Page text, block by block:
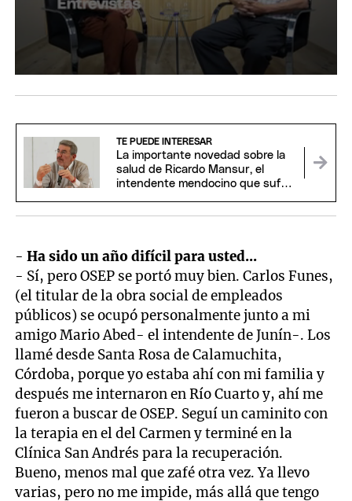
TE PUEDE INTERESAR
La importante novedad sobre la
salud de Ricardo Mansur, el
intendente mendocino que sufrió
- Ha sido un año difícil para usted...
- Sí, pero OSEP se portó muy bien. Carlos Funes,
(el titular de la obra social de empleados
públicos) se ocupó personalmente junto a mi
amigo Mario Abed- el intendente de Junín-. Los
llamé desde Santa Rosa de Calamuchita,
Córdoba, porque yo estaba ahí con mi familia y
después me internaron en Río Cuarto y, ahí me
fueron a buscar de OSEP. Seguí un caminito con
la terapia en el del Carmen y terminé en la
Clínica San Andrés para la recuperación.
Bueno, menos mal que zafé otra vez. Ya llevo
varias, pero no me impide, más allá que tengo